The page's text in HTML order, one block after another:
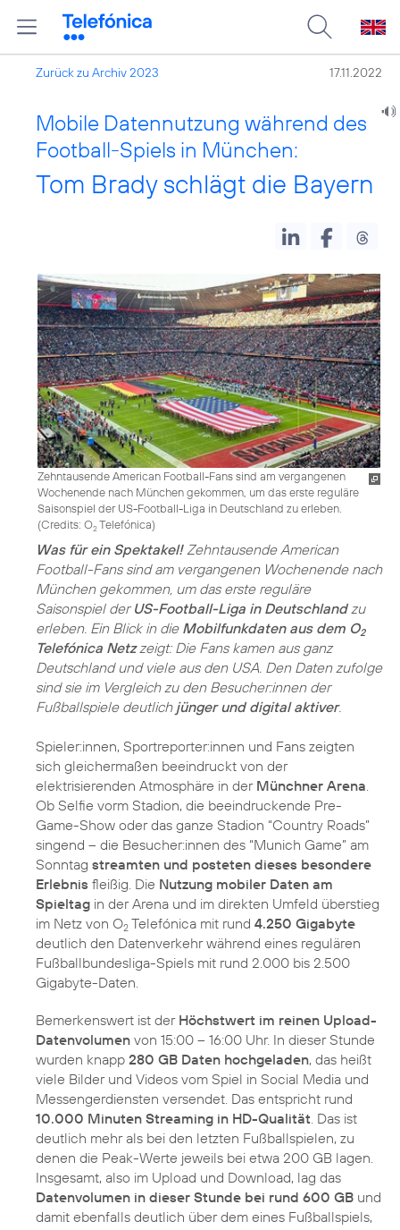
Zurück zu Archiv 2023 17.11.2022
Mobile Datennutzung während des
Football-Spiels in München:
Tom Brady schlägt die Bayern
Zehntausende American Football-Fans sind am vergangenen
Wochenende nach München gekommen, um das erste reguläre
Saisonspiel der US-Football-Liga in Deutschland zu erleben.
(Credits: O2Telefónica)
Was für ein Spektakel!Zehntausende American
Football-Fans sind am vergangenen Wochenende nach
München gekommen, um das erste reguläre
Saisonspiel der US-Football-Liga in Deutschlandzu
erleben. Ein Blick in die Mobilfunkdaten aus dem O2
Telefónica Netzzeigt: Die Fans kamen aus ganz
Deutschland und viele aus den USA. Den Daten zufolge
sind sie im Vergleich zu den Besucher:innen der
Fußballspiele deutlich jünger und digital aktiver.
Spieler:innen, Sportreporter:innen und Fans zeigten
sich gleichermaßen beeindruckt von der
elektrisierenden Atmosphäre in der Münchner Arena
Ob Selfie vorm Stadion, die beeindruckende Pre-
Game-Show oder das ganze Stadion “Country Roads”
singend – die Besucher:innen des “Munich Game” am
Sonntag streamten und posteten dieses besondere
Erlebnis fleißig. Die Nutzung mobiler Daten am
Spieltag in der Arena und im direkten Umfeld überstieg
im Netz von O2 Telefónica mit rund 4.250 Gigabyte
deutlich den Datenverkehr während eines regulären
Fußballbundesliga-Spiels mit rund 2.000 bis 2.500
Gigabyte-Daten.
Bemerkenswert ist der Höchstwert im reinen Upload-
Datenvolumen von 15:00 – 16:00 Uhr. In dieser Stunde
wurden knapp 280 GB Daten hochgeladen, das heißt
viele Bilder und Videos vom Spiel in Social Media und
Messengerdiensten versendet. Das entspricht rund
10.000 Minuten Streaming in HD-Qualität . Das ist
deutlich mehr als bei den letzten Fußballspielen, zu
denen die Peak-Werte jeweils bei etwa 200 GB lagen.
Insgesamt, also im Upload und Download, lag das
Datenvolumen in dieser Stunde bei rund 600 GB und
damit ebenfalls deutlich über dem eines Fußballspiels,